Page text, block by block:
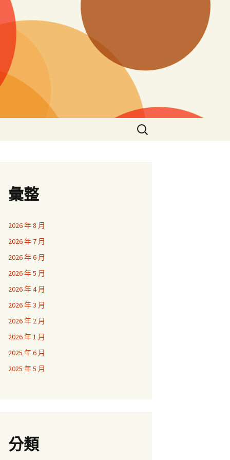
搜
尋
彙整
2026 年 8 月
2026 年 7 月
2026 年 6 月
2026 年 5 月
2026 年 4 月
2026 年 3 月
2026 年 2 月
2026 年 1 月
2025 年 6 月
2025 年 5 月
分類